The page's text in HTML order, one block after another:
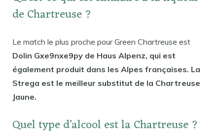
de Chartreuse ?
Le match le plus proche pour Green Chartreuse est
Dolin Gxe9nxe9py de Haus Alpenz, qui est
également produit dans les Alpes françaises. La
Strega est le meilleur substitut de la Chartreuse
Jaune.
Quel type d’alcool est la Chartreuse ?